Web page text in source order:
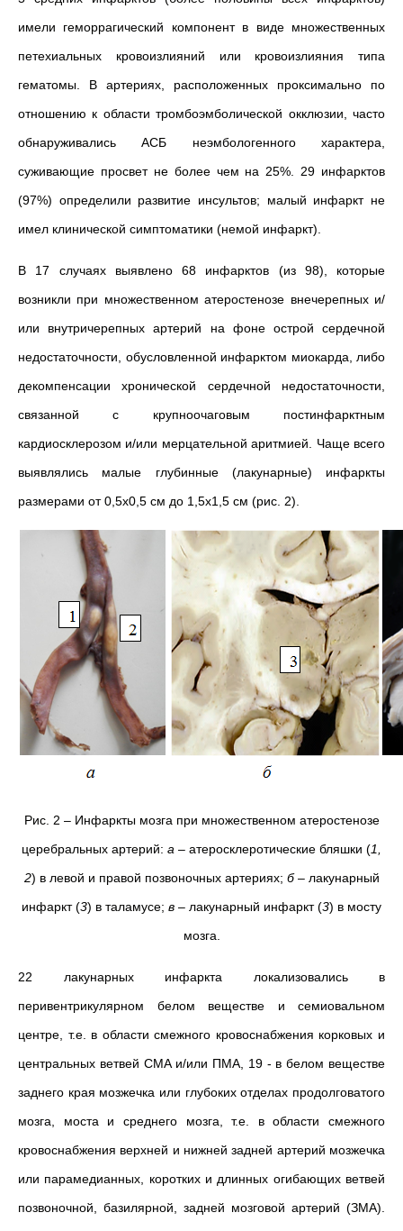
имели геморрагический компонент в виде множественных
петехиальных кровоизлияний или кровоизлияния типа
гематомы. В артериях, расположенных проксимально по
отношению к области тромбоэмболической окклюзии, часто
обнаруживались АСБ неэмбологенного характера,
суживающие просвет не более чем на 25%. 29 инфарктов
(97%) определили развитие инсультов; малый инфаркт не
имел клинической симптоматики (немой инфаркт).
В 17 случаях выявлено 68 инфарктов (из 98), которые
возникли при множественном атеростенозе внечерепных и/
или внутричерепных артерий на фоне острой сердечной
недостаточности, обусловленной инфарктом миокарда, либо
декомпенсации хронической сердечной недостаточности,
связанной с крупноочаговым постинфарктным
кардиосклерозом и/или мерцательной аритмией. Чаще всего
выявлялись малые глубинные (лакунарные) инфаркты
размерами от 0,5х0,5 см до 1,5х1,5 см (рис. 2).
Рис. 2 – Инфаркты мозга при множественном атеростенозе
церебральных артерий: а – атеросклеротические бляшки (1,
2) в левой и правой позвоночных артериях; б– лакунарный
инфаркт (3) в таламусе; в – лакунарный инфаркт (3) в мосту
мозга.
22 лакунарных инфаркта локализовались в
перивентрикулярном белом веществе и семиовальном
центре, т.е. в области смежного кровоснабжения корковых и
центральных ветвей СМА и/или ПМА, 19 - в белом веществе
заднего края мозжечка или глубоких отделах продолговатого
мозга, моста и среднего мозга, т.е. в области смежного
кровоснабжения верхней и нижней задней артерий мозжечка
или парамедианных, коротких и длинных огибающих ветвей
позвоночной, базилярной, задней мозговой артерий (ЗМА).